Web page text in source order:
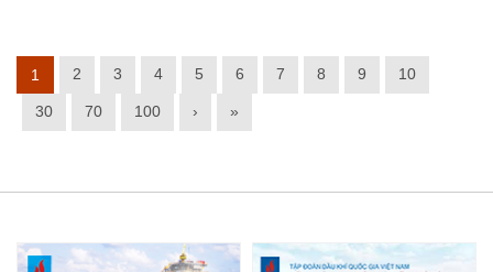
1 2 3 4 5 6 7 8 9 10
30 70 100 › »